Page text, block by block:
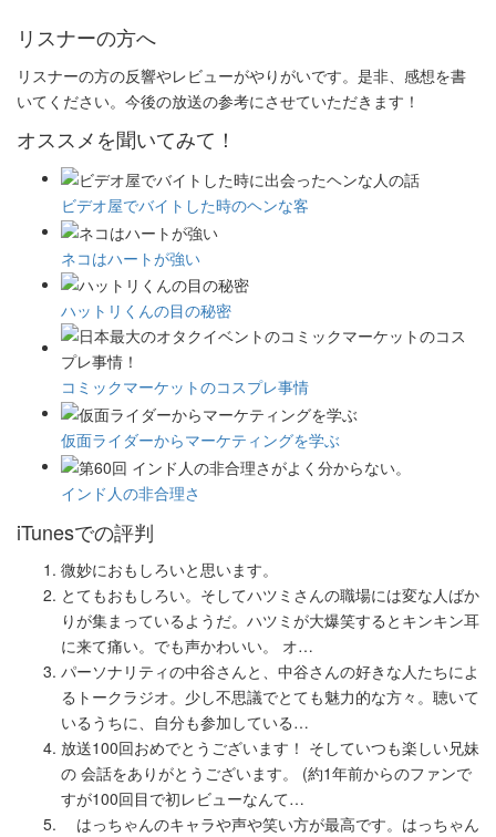
リスナーの方へ
リスナーの方の反響やレビューがやりがいです。是非、感想を書
いてください。今後の放送の参考にさせていただきます！
オススメを聞いてみて！
ビデオ屋でバイトした時のヘンな客
ネコはハートが強い
ハットリくんの目の秘密
コミックマーケットのコスプレ事情
仮面ライダーからマーケティングを学ぶ
インド人の非合理さ
iTunesでの評判
微妙におもしろいと思います。
とてもおもしろい。そしてハツミさんの職場には変な人ばか
りが集まっているようだ。ハツミが大爆笑するとキンキン耳
に来て痛い。でも声かわいい。 オ…
パーソナリティの中谷さんと、中谷さんの好きな人たちによ
るトークラジオ。少し不思議でとても魅力的な方々。聴いて
いるうちに、自分も参加している…
放送100回おめでとうございます！ そしていつも楽しい兄妹
の 会話をありがとうございます。 (約1年前からのファンで
すが100回目で初レビューなんて…
はっちゃんのキャラや声や笑い方が最高です。はっちゃん